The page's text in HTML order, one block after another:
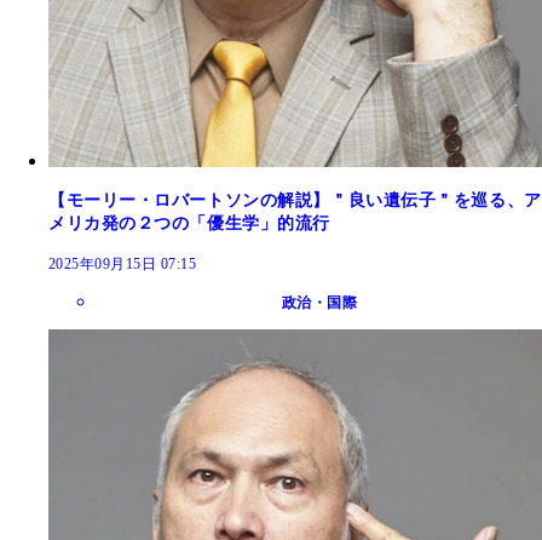
【モーリー・ロバートソンの解説】＂良い遺伝子＂を巡る、ア
メリカ発の２つの「優生学」的流行
2025年09月15日 07:15
政治・国際